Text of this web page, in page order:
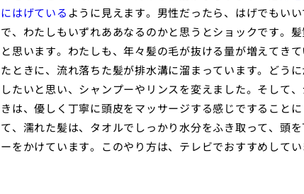
にはげている ように見えます。男性だったら、はげでもい
で、わたしもいずれああなるのかと思うとショックです。
と思います。わたしも、年々髪の毛が抜ける量が増えてき
たときに、流れ落ちた髪が排水溝に溜まっています。どう
したいと思い、シャンプーやリンスを変えました。そして
きは、優しく丁寧に頭皮をマッサージする感じですること
て、濡れた髪は、タオルでしっかり水分をふき取って、頭
ーをかけています。このやり方は、テレビでおすすめしてい